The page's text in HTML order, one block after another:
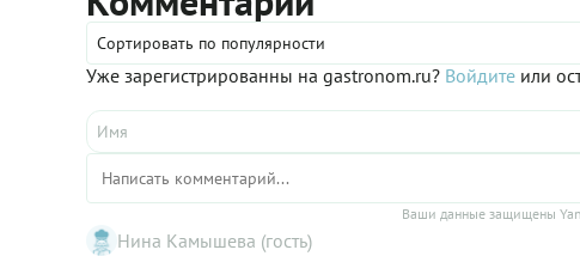
Сортировать по популярности
Уже зарегистрированны на gastronom.ru? Войдите или
Ваши данные защищены
Нина Камышева (гость)